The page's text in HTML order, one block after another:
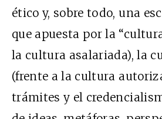
ético y, sobre todo, una
que apuesta por la
la cultura asalariada), la
(frente a la cultura
trámites y el